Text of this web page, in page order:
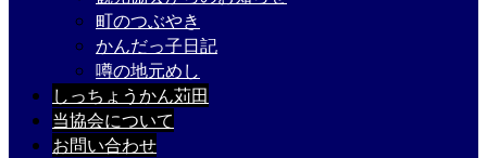
町のつぶやき
かんだっ子日記
噂の地元めし
しっちょうかん苅田
当協会について
お問い合わせ